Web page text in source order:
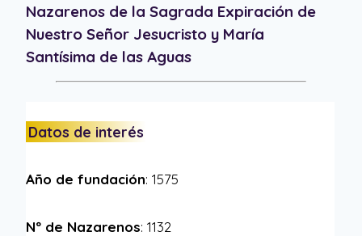
Nazarenos de la Sagrada Expiración de
Nuestro Señor Jesucristo y María
Santísima de las Aguas
Datos de interés
Año de fundación: 1575
Nº de Nazarenos: 1132